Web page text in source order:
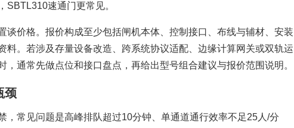
SBTL310速通门更常见。
谈价格。报价构成至少包括闸机本体、控制接口、布线与辅材、安装
料。若涉及存量设备改造、跨系统协议适配、边缘计算网关或双轨运
通常先做点位和接口盘点，再给出型号组合建议与报价范围说明。
颈
，常见问题是高峰排队超过10分钟、单通道通行效率不足25人/分